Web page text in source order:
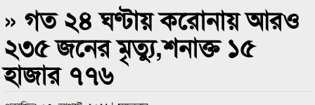
» গত ২৪ ঘণ্টায় করোনায় আরও
২৩৫ জনের মৃত্যু,শনাক্ত ১৫
হাজার ৭৭৬